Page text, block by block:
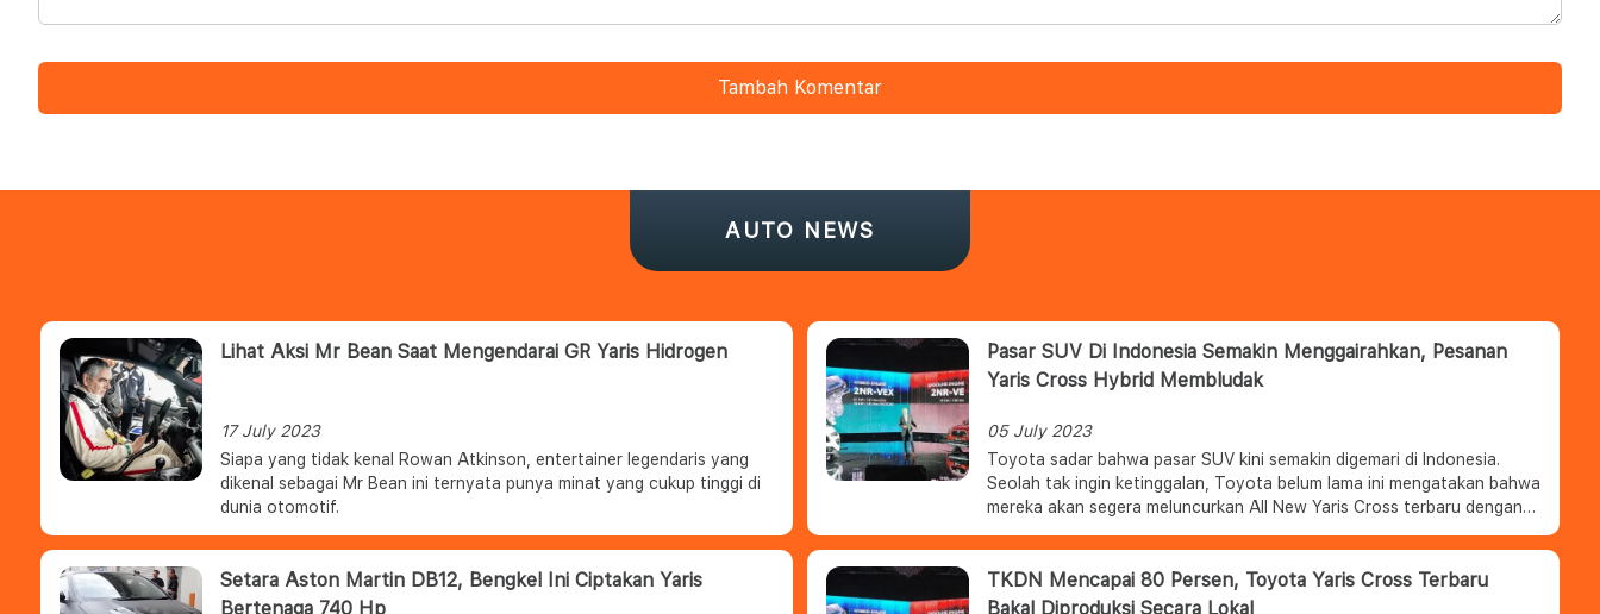
Tambah Komentar
AUTO NEWS
Lihat Aksi Mr Bean Saat Mengendarai GR Yaris Hidrogen
17 July 2023
Siapa yang tidak kenal Rowan Atkinson, entertainer legendaris yang
dikenal sebagai Mr Bean ini ternyata punya minat yang cukup tinggi di
dunia otomotif.
Pasar SUV Di Indonesia Semakin Menggairahkan, Pesanan
Yaris Cross Hybrid Membludak
05 July 2023
Toyota sadar bahwa pasar SUV kini semakin digemari di Indonesia.
Seolah tak ingin ketinggalan, Toyota belum lama ini mengatakan bahwa
mereka akan segera meluncurkan All New Yaris Cross terbaru dengan
Setara Aston Martin DB12, Bengkel Ini Ciptakan Yaris
Bertenaga 740 Hp
TKDN Mencapai 80 Persen, Toyota Yaris Cross Terbaru
Bakal Diproduksi Secara Lokal